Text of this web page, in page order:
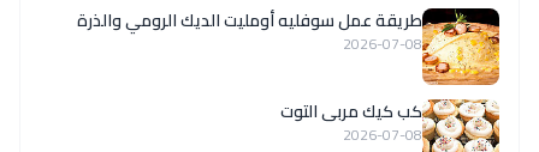
طريقة عمل سوفليه أومليت الديك الرومي والذرة
2026-07-08
كب كيك مربى التوت
2026-07-08